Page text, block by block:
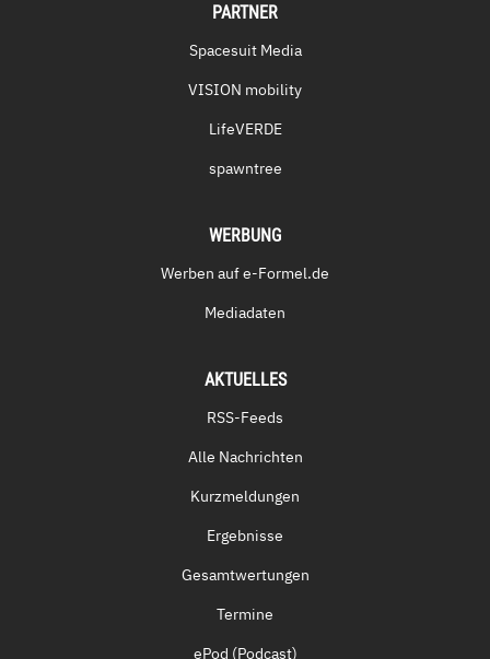
PARTNER
Spacesuit Media
VISION mobility
LifeVERDE
spawntree
WERBUNG
Werben auf e-Formel.de
Mediadaten
AKTUELLES
RSS-Feeds
Alle Nachrichten
Kurzmeldungen
Ergebnisse
Gesamtwertungen
Termine
ePod (Podcast)